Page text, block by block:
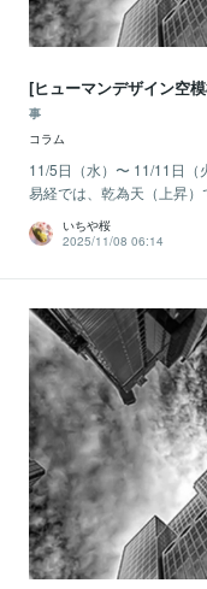
[ヒューマンデザイン空
事
コラム
11/5日（水）〜 11/11日（
易経では、乾為天（上昇
いちや桜
2025/11/08 06:14